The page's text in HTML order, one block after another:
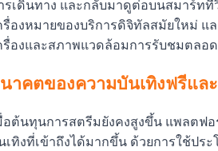
รเดินทาง และกลับมาดูต่อบนสมาร์ท
รื่องหมายของบริการดิจิทัลสมัยใหม่
รื่องและสภาพแวดล้อมการรับชมตลอ
าคตของความบันเทิงฟรีแล
อต้นทุนการสตรีมยังคงสูงขึ้น แพลตฟ
เทิงที่เข้าถึงได้มากขึ้น ด้วยการใช้ปร